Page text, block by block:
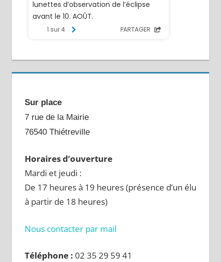
Sur place
7 rue de la Mairie
76540 Thiétreville
Horaires d’ouverture
Mardi et jeudi :
De 17 heures à 19 heures (présence d’un élu
à partir de 18 heures)
Nous contacter par mail
Téléphone : 02 35 29 59 41